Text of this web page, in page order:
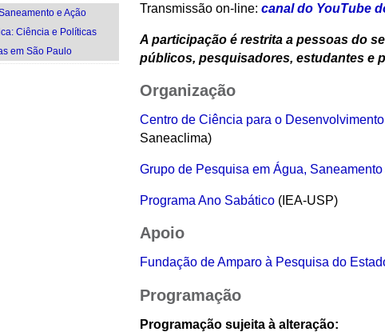
Transmissão on-line: canal do YouTube
A participação é restrita a pessoas do
públicos, pesquisadores, estudantes e
Organização
Centro de Ciência para o
Saneaclima)
Grupo de Pesquisa em Água,
Programa Ano Sabático(IEA-USP)
Apoio
Fundação de Amparo à Pesquisa do
Programação
Programação sujeita à alteração:
e Ação
Ciência e Políticas
em São Paulo